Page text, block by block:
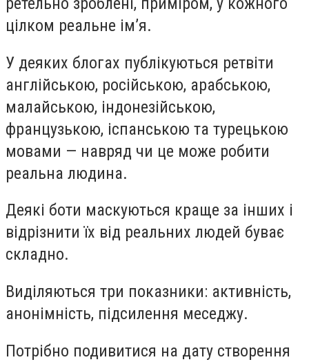
цілком реальне ім’я.
У деяких блогах публікуються ретвіти
англійською, російською, арабською,
малайською, індонезійською,
французькою, іспанською та турецькою
мовами — навряд чи це може робити
реальна людина.
Деякі боти маскуються краще за інших і
відрізнити їх від реальних людей буває
складно.
Виділяються три показники: активність,
анонімність, підсилення меседжу.
Потрібно подивитися на дату створення